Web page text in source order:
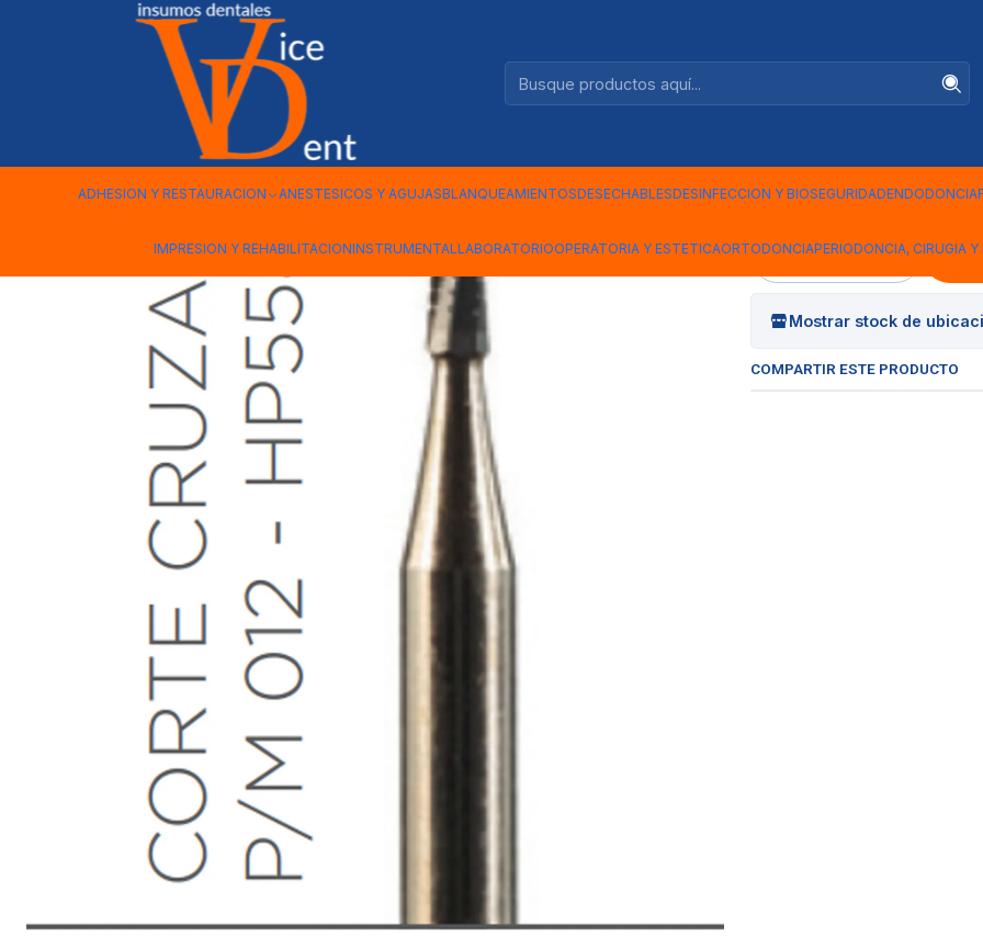
ADHESION Y RESTAURACION ANESTESICOS Y AGUJASBLANQUEAMIENTOSDESECHABLESDESINFECCION Y BIOSEGURIDADENDODONCIA
IMPRESION Y REHABILITACIONINSTRUMENTALLABORATORIOOPERATORIA Y ESTETICAORTODONCIAPERIODONCIA, CIRUGIA Y
FRESA CARBIDE PIEZA DE MANO CILINDRICA P/M 012 - HP558
Mostrar stock de
COMPARTIR ESTE PRODUCTO